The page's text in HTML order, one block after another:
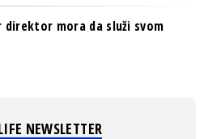
direktor mora da služi svom
NEWSLETTER